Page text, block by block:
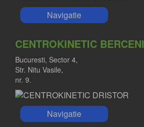
Navigatie
CENTROKINETIC BERCENI
Bucuresti, Sector 4,
Str. Nitu Vasile,
nr. 9.
Navigatie